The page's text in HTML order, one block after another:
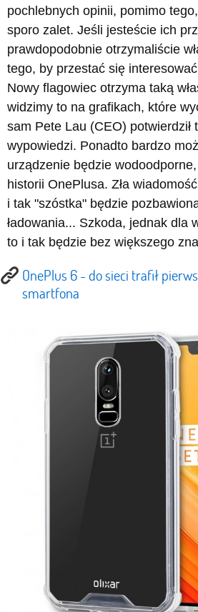
pochlebnych opinii, pomimo
sporo zalet. Jeśli jesteście ich
prawdopodobnie otrzymaliście
tego, by przestać się
Nowy flagowiec otrzyma taką
widzimy to na grafikach, które
sam Pete Lau (CEO) potwierdził
wypowiedzi. Ponadto bardzo
urządzenie będzie
historii OnePlusa. Zła
i tak "szóstka" będzie
ładowania... Szkoda, jednak dla
to i tak będzie bez większego
OnePlus 6 - do sieci trafił
smartfona